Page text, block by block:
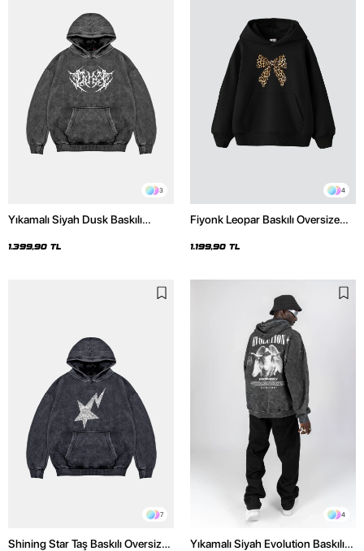
3
Yıkamalı Siyah Dusk Baskılı
1.399,90 TL
4
Fiyonk Leopar Baskılı Oversize
1.199,90 TL
7
Shining Star Taş Baskılı Oversize
4
Yıkamalı Siyah Evolution Baskılı